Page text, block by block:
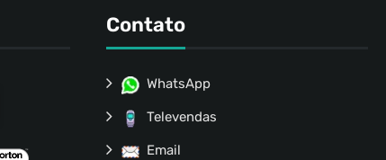
Contato
WhatsApp
Televendas
Email